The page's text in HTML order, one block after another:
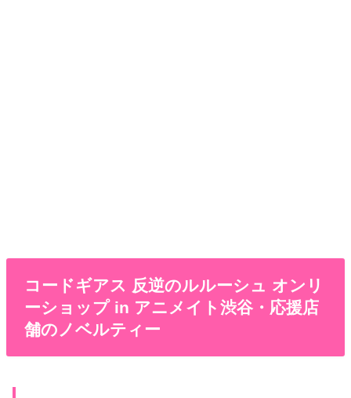
コードギアス 反逆のルルーシュ オンリ
ーショップ in アニメイト渋谷・応援店
舗のノベルティー